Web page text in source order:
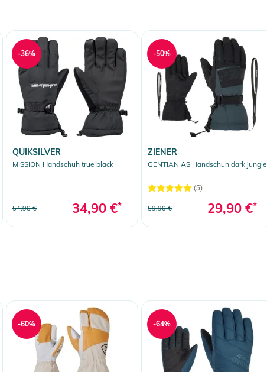
QUIKSILVER
MISSION Handschuh true black
54,90 € 34,90 €*
-36%
ZIENER
GENTIAN AS Handschuh dark jungle
(5)
59,90 € 29,90 €*
-50%
-60% -64%